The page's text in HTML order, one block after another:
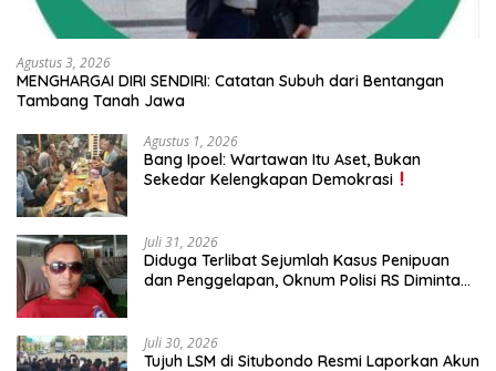
Agustus 3, 2026
MENGHARGAI DIRI SENDIRI: Catatan Subuh dari Bentangan
Tambang Tanah Jawa
Agustus 1, 2026
Bang Ipoel: Wartawan Itu Aset, Bukan
Sekedar Kelengkapan Demokrasi
Juli 31, 2026
Diduga Terlibat Sejumlah Kasus Penipuan
dan Penggelapan, Oknum Polisi RS Diminta
Juli 30, 2026
Tujuh LSM di Situbondo Resmi Laporkan Akun